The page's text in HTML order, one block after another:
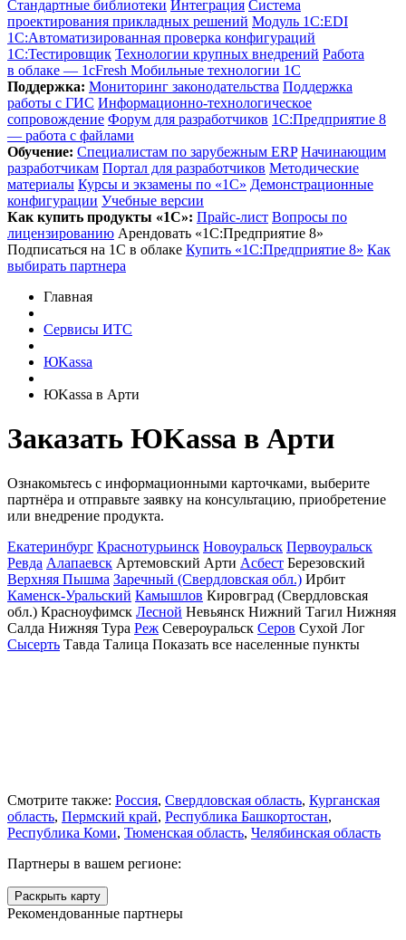
Стандартные библиотеки Интеграция Система
проектирования прикладных решений Модуль 1C:EDI
1С:Автоматизированная проверка конфигураций
1С:Тестировщик Технологии крупных внедрений Работа
в облаке — 1cFresh Мобильные технологии 1С
Поддержка: Мониторинг законодательства Поддержка
работы с ГИС Информационно-технологическое
сопровождение Форум для разработчиков 1С:Предприятие 8
— работа с файлами
Обучение: Cпециалистам по зарубежным ERP Начинающим
разработчикам Портал для разработчиков Методические
материалы Курсы и экзамены по «1С» Демонстрационные
конфигурации Учебные версии
Как купить продукты «1С»: Прайс-лист Вопросы по
лицензированию Арендовать «1С:Предприятие 8»
Подписаться на 1С в облаке Купить «1С:Предприятие 8» Как
выбирать партнера
Главная
Сервисы ИТС
ЮKassa
ЮKassa в Арти
Заказать ЮKassa в Арти
Ознакомьтесь с информационными карточками, выберите
партнёра и отправьте заявку на консультацию, приобретение
или внедрение продукта.
Екатеринбург Краснотурьинск Новоуральск Первоуральск
Ревда Алапаевск Артемовский Арти Асбест Березовский
Верхняя Пышма Заречный (Свердловская обл.) Ирбит
Каменск-Уральский Камышлов Кировград (Свердловская
обл.) Красноуфимск Лесной Невьянск Нижний Тагил Нижняя
Салда Нижняя Тура Реж Североуральск Серов Сухой Лог
Сысерть Тавда Талица Показать все населенные пункты
Смотрите также: Россия, Свердловская область, Курганская
область, Пермский край, Республика Башкортостан,
Республика Коми, Тюменская область, Челябинская область
Партнеры в вашем регионе:
Раскрыть карту
Рекомендованные партнеры